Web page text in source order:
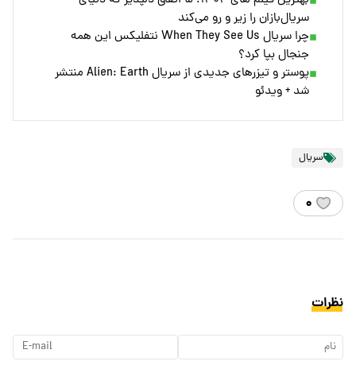
سریال‌بازان را زیر و رو می‌کند
چرا سریال When They See Us نتفلیکس این همه
جنجال بپا کرد؟
پوستر و تیزرهای جدیدی از سریال Alien: Earth منتشر
شد + ویدئو
سریال
۰
نظرات